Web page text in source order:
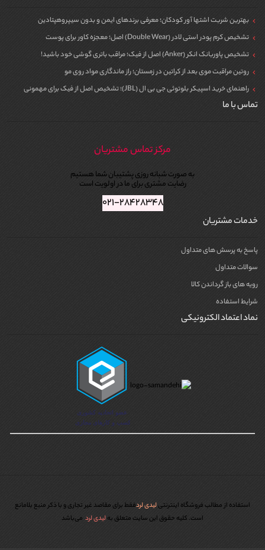
بهترین شربت اشتها آور کودکان؛ معرفی برندهای ایمن و بدون سیپروهپتادین
تشخیص کرم پودر استی لادر (Double Wear) اصل؛ معجزه کاور برای پوست
تشخیص پاوربانک انکر (Anker) اصل از فیک؛ مراقب باتری گوشی خود باشید!
روتین مراقبت موی بعد از کراتین در زمستان؛ راز ماندگاری مواد روی مو
راهنمای خرید اسپیکر بلوتوثی جی بی ال (JBL)؛ تشخیص اصل از فیک برای مهمونی
تماس با ما
مرکز تماس مشتریان
به صورت شبانه روزی پشتیبان شما هستیم
رضایت مشتری برای ما در اولویت است
۰۲۱-۲۸۴۲۸۳۴۸
خدمات مشتریان
پاسخ به پرسش های متداول
سوالات متداول
رویه های باز گرداندن کالا
شرایط استفاده
نماد اعتماد الکترونیکی
استفاده از مطالب فروشگاه اینترنتیلیدی لردفقط برای مقاصد غیر تجاری و با ذکر منبع بلامانع
است. کليه حقوق اين سايت متعلق بهلیدی لرد می‌باشد